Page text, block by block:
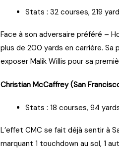
Stats : 32 courses, 219
Face à son adversaire préféré –
plus de 200 yards en carrière. Sa
exposer Malik Willis pour sa
Christian McCaffrey (San
Stats : 18 courses, 94
L’effet CMC se fait déjà sentir à
marquant 1 touchdown au sol, 1